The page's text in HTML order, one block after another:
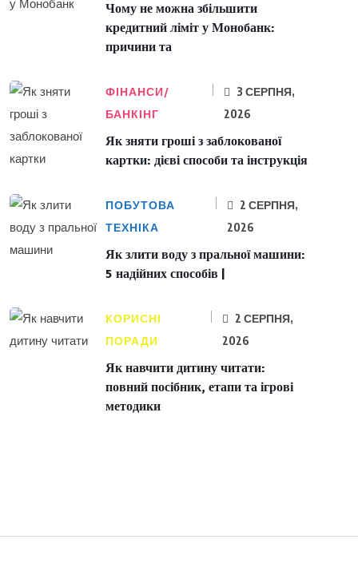
Чому не можна збільшити
кредитний ліміт у Монобанк:
причини та
ФІНАНСИ/
БАНКІНГ
3 СЕРПНЯ,
2026
Як зняти гроші з заблокованої
картки: дієві способи та інструкція
ПОБУТОВА
ТЕХНІКА
2 СЕРПНЯ,
2026
Як злити воду з пральної машини:
5 надійних способів |
КОРИСНІ
ПОРАДИ
2 СЕРПНЯ,
2026
Як навчити дитину читати:
повний посібник, етапи та ігрові
методики